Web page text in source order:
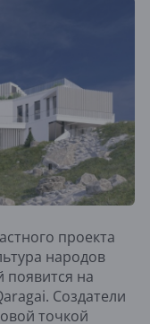
проекта
народов
на
Создатели
точкой